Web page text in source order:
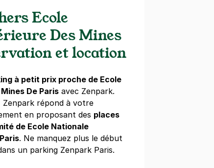
de Ville - SAEMES
€/semaine(tarifs dégressifs)
Ecole
Des Mines
et location
à petit prix proche de Ecole
De Paris avec Zenpark.
Zenpark répond à votre
en proposant des places
de Ecole Nationale
. Ne manquez plus le début
un parking Zenpark Paris.